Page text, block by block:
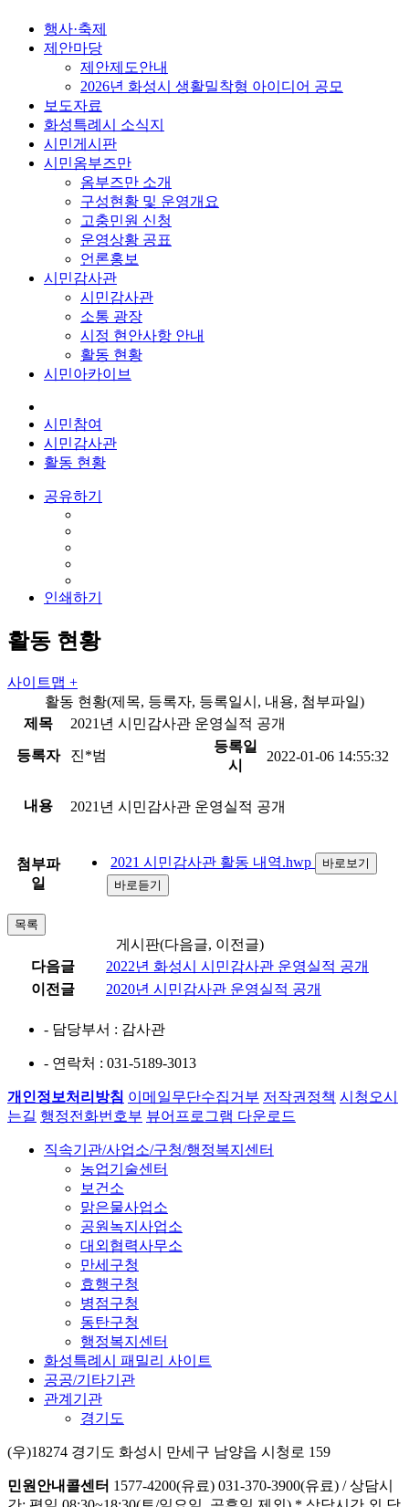
행사·축제
제안마당
제안제도안내
2026년 화성시 생활밀착형 아이디어 공모
보도자료
화성특례시 소식지
시민게시판
시민옴부즈만
옴부즈만 소개
구성현황 및 운영개요
고충민원 신청
운영상황 공표
언론홍보
시민감사관
시민감사관
소통 광장
시정 현안사항 안내
활동 현황
시민아카이브
시민참여
시민감사관
활동 현황
공유하기
인쇄하기
활동 현황
사이트맵 +
활동 현황(제목, 등록자, 등록일시, 내용, 첨부파일)
제목
2021년 시민감사관 운영실적 공개
등록자 진*범
등록일
시
2022-01-06 14:55:32
내용 2021년 시민감사관 운영실적 공개
첨부파
일
2021 시민감사관 활동 내역.hwp
바로보기
바로듣기
목록
게시판(다음글, 이전글)
다음글
2022년 화성시 시민감사관 운영실적 공개
이전글
2020년 시민감사관 운영실적 공개
- 담당부서 : 감사관
- 연락처 : 031-5189-3013
개인정보처리방침 이메일무단수집거부 저작권정책 시청오시
는길 행정전화번호부 뷰어프로그램 다운로드
직속기관/사업소/구청/행정복지센터
농업기술센터
보건소
맑은물사업소
공원녹지사업소
대외협력사무소
만세구청
효행구청
병점구청
동탄구청
행정복지센터
화성특례시 패밀리 사이트
공공/기타기관
관계기관
경기도
(우)18274 경기도 화성시 만세구 남양읍 시청로 159
민원안내콜센터 1577-4200(유료) 031-370-3900(유료) /상담시